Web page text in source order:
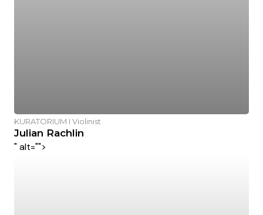
KURATORIUM I Violinist
Julian Rachlin
" alt="">